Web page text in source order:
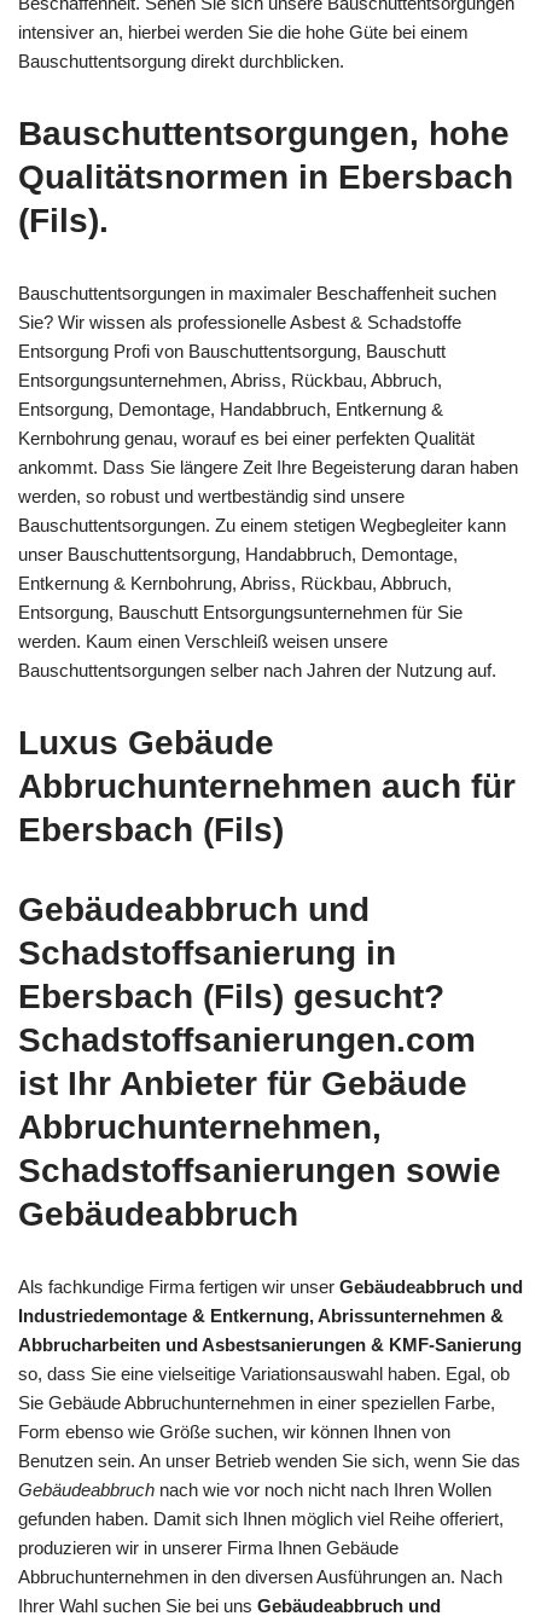
intensiver an, hierbei werden Sie die hohe Güte bei einem
Bauschuttentsorgung direkt durchblicken.
Bauschuttentsorgungen, hohe
Qualitätsnormen in Ebersbach
(Fils).
Bauschuttentsorgungen in maximaler Beschaffenheit suchen
Sie? Wir wissen als professionelle Asbest & Schadstoffe
Entsorgung Profi von Bauschuttentsorgung, Bauschutt
Entsorgungsunternehmen, Abriss, Rückbau, Abbruch,
Entsorgung, Demontage, Handabbruch, Entkernung &
Kernbohrung genau, worauf es bei einer perfekten Qualität
ankommt. Dass Sie längere Zeit Ihre Begeisterung daran haben
werden, so robust und wertbeständig sind unsere
Bauschuttentsorgungen. Zu einem stetigen Wegbegleiter kann
unser Bauschuttentsorgung, Handabbruch, Demontage,
Entkernung & Kernbohrung, Abriss, Rückbau, Abbruch,
Entsorgung, Bauschutt Entsorgungsunternehmen für Sie
werden. Kaum einen Verschleiß weisen unsere
Bauschuttentsorgungen selber nach Jahren der Nutzung auf.
Luxus Gebäude
Abbruchunternehmen auch für
Ebersbach (Fils)
Gebäudeabbruch und
Schadstoffsanierung in
Ebersbach (Fils) gesucht?
Schadstoffsanierungen.com
ist Ihr Anbieter für Gebäude
Abbruchunternehmen,
Schadstoffsanierungen sowie
Gebäudeabbruch
Als fachkundige Firma fertigen wir unser Gebäudeabbruch und
Industriedemontage & Entkernung, Abrissunternehmen &
Abbrucharbeiten und Asbestsanierungen & KMF-Sanierung
so, dass Sie eine vielseitige Variationsauswahl haben. Egal, ob
Sie Gebäude Abbruchunternehmen in einer speziellen Farbe,
Form ebenso wie Größe suchen, wir können Ihnen von
Benutzen sein. An unser Betrieb wenden Sie sich, wenn Sie das
Gebäudeabbruch nach wie vor noch nicht nach Ihren Wollen
gefunden haben. Damit sich Ihnen möglich viel Reihe offeriert,
produzieren wir in unserer Firma Ihnen Gebäude
Abbruchunternehmen in den diversen Ausführungen an. Nach
Ihrer Wahl suchen Sie bei uns Gebäudeabbruch und